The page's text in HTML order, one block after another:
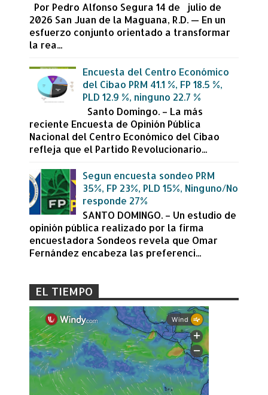
Por Pedro Alfonso Segura 14 de julio de
2026 San Juan de la Maguana, R.D. — En un
esfuerzo conjunto orientado a transformar
la rea...
Encuesta del Centro Económico
del Cibao PRM 41.1 %, FP 18.5 %,
PLD 12.9 %, ninguno 22.7 %
Santo Domingo. – La más
reciente Encuesta de Opinión Pública
Nacional del Centro Económico del Cibao
refleja que el Partido Revolucionario...
Segun encuesta sondeo PRM
35%, FP 23%, PLD 15%, Ninguno/No
responde 27%
SANTO DOMINGO. – Un estudio de
opinión pública realizado por la firma
encuestadora Sondeos revela que Omar
Fernández encabeza las preferenci...
EL TIEMPO